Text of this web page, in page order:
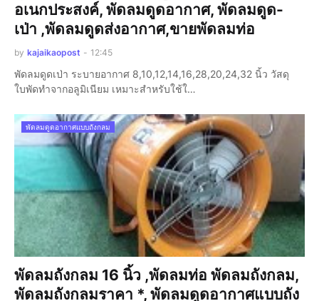
อเนกประสงค์, พัดลมดูดอากาศ, พัดลมดูด-
เป่า ,พัดลมดูดส่งอากาศ,ขายพัดลมท่อ
by kajaikaopost - 12:45
พัดลมดูดเป่า ระบายอากาศ 8,10,12,14,16,28,20,24,32 นิ้ว วัสดุ
ใบพัดทำจากอลูมิเนียม เหมาะสำหรับใช้ใ…
พัดลมดูดอากาศแบบถังกลม
พัดลมถังกลม 16 นิ้ว ,พัดลมท่อ พัดลมถังกลม,
พัดลมถังกลมราคา *, พัดลมดูดอากาศแบบถัง